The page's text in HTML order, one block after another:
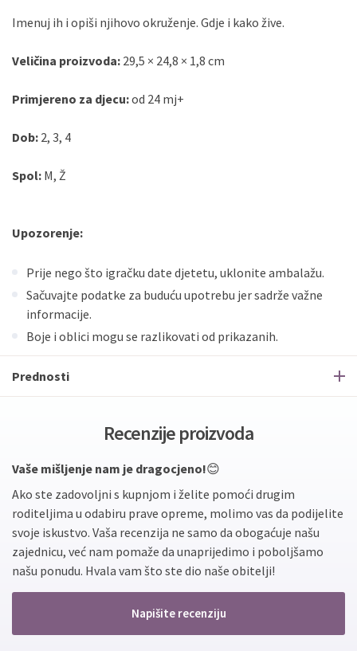
Imenuj ih i opiši njihovo okruženje. Gdje i kako žive.
Veličina proizvoda: 29,5 × 24,8 × 1,8 cm
Primjereno za djecu:od 24 mj+
Dob: 2, 3, 4
Spol: M, Ž
Upozorenje:
Prije nego što igračku date djetetu, uklonite ambalažu.
Sačuvajte podatke za buduću upotrebu jer sadrže važne
informacije.
Boje i oblici mogu se razlikovati od prikazanih.
Prednosti
Recenzije proizvoda
Vaše mišljenje nam je dragocjeno!😊
Ako ste zadovoljni s kupnjom i želite pomoći drugim
roditeljima u odabiru prave opreme, molimo vas da podijelite
svoje iskustvo. Vaša recenzija ne samo da obogaćuje našu
zajednicu, već nam pomaže da unaprijedimo i poboljšamo
našu ponudu. Hvala vam što ste dio naše obitelji!
Napišite recenziju